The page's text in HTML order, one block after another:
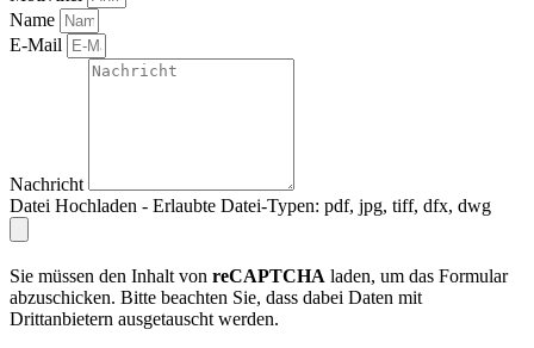
Name
E-Mail
Nachricht
Datei Hochladen - Erlaubte Datei-Typen: pdf, jpg, tiff, dfx, dwg
Sie müssen den Inhalt von reCAPTCHA laden, um das Formular
abzuschicken. Bitte beachten Sie, dass dabei Daten mit
Drittanbietern ausgetauscht werden.